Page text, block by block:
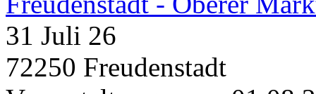
31 Juli 26
72250 Freudenstadt